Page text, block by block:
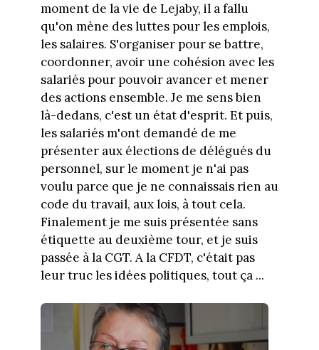
moment de la vie de Lejaby, il a fallu
qu'on mène des luttes pour les emplois,
les salaires. S'organiser pour se battre,
coordonner, avoir une cohésion avec les
salariés pour pouvoir avancer et mener
des actions ensemble. Je me sens bien
là-dedans, c'est un état d'esprit. Et puis,
les salariés m'ont demandé de me
présenter aux élections de délégués du
personnel, sur le moment je n'ai pas
voulu parce que je ne connaissais rien au
code du travail, aux lois, à tout cela.
Finalement je me suis présentée sans
étiquette au deuxième tour, et je suis
passée à la CGT. A la CFDT, c'était pas
leur truc les idées politiques, tout ça ...